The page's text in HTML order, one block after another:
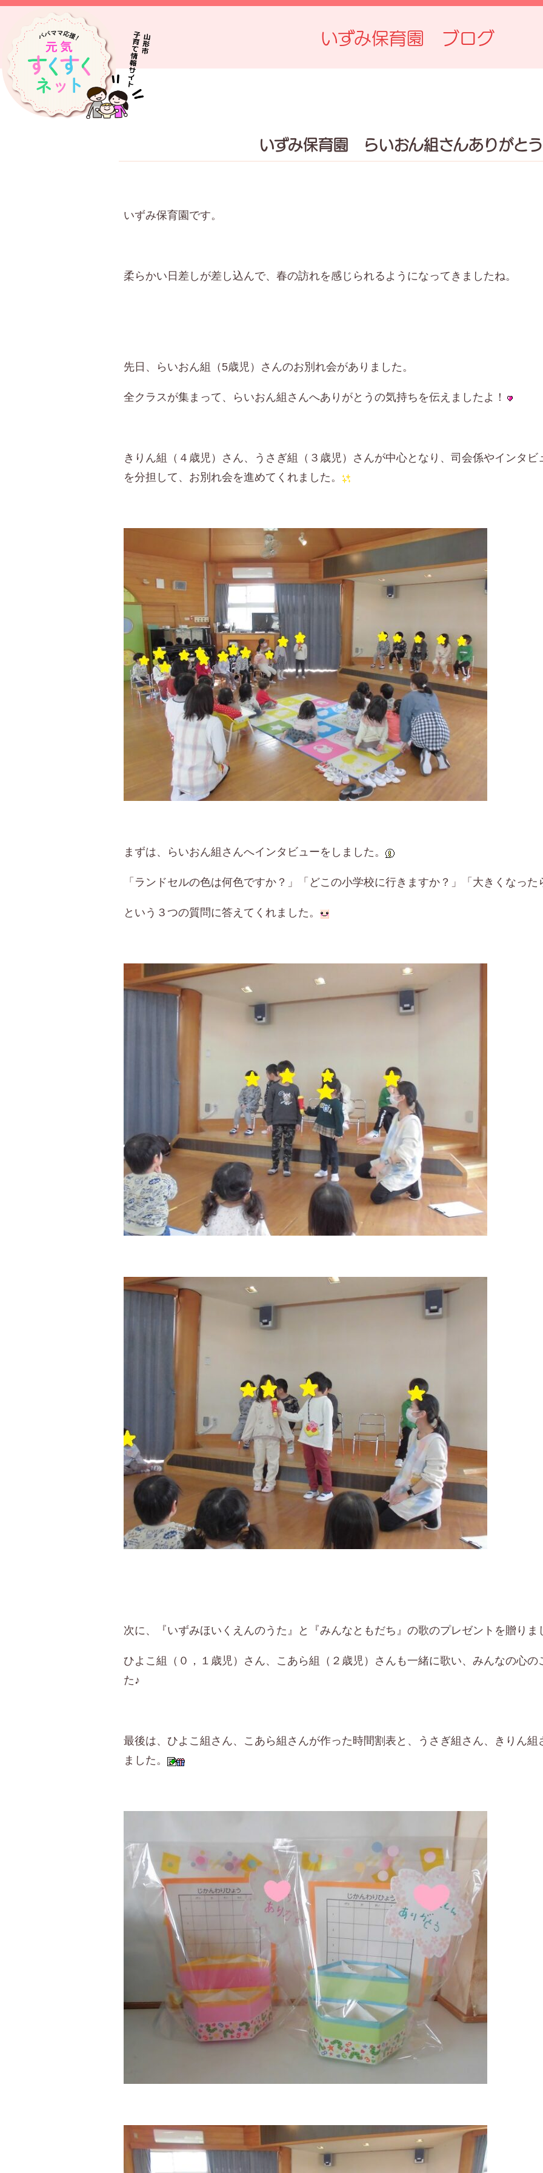
いずみ保育園 ブログ
いずみ保育園 らいおん組さんありがと
いずみ保育園です。
柔らかい日差しが差し込んで、春の訪れを感じられるようになってきましたね。
先日、らいおん組（ 5歳児）さんのお別れ会がありました。
全クラスが集まって、らいおん組さんへありがとうの気持ちを伝えましたよ！
きりん組（４歳児）さん、うさぎ組（３歳児）さんが中心となり、司会係やインタビ
を分担して、お別れ会を進めてくれました。
まずは、らいおん組さんへインタビューをしました。
「ランドセルの色は何色ですか？」「どこの小学校に行きますか？」「大きくなった
という３つの質問に答えてくれました。
次に、『いずみほいくえんのうた』と『みんなともだち』の歌のプレゼントを贈りま
ひよこ組（０，１歳児）さん、こあら組（２歳児）さんも一緒に歌い、みんなの心の
た♪
最後は、ひよこ組さん、こあら組さんが作った時間割表と、うさぎ組さん、きりん組
ました。